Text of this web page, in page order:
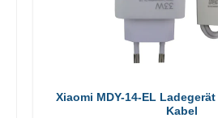
Xiaomi MDY-14-EL Ladegerät 33W + 3A
Kabel